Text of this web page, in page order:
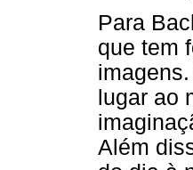
Para
que tem
lugar ao
Além